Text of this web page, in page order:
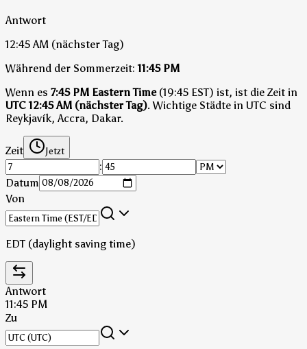
Antwort
12:45 AM (nächster Tag)
Während der Sommerzeit: 11:45 PM
Wenn es 7:45 PM Eastern Time(19:45 EST) ist, ist die Zeit in
UTC 12:45 AM (nächster Tag).Wichtige Städte in UTC sind
Reykjavík, Accra, Dakar.
Zeit Jetzt
:
Datum
Von
EDT (daylight saving time)
Antwort
11:45 PM
Zu